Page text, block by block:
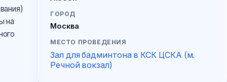
на
ГОРОД
Москва
МЕСТО ПРОВЕДЕНИЯ
Зал для бадминтона в КСК ЦСКА (м.
Речной вокзал)